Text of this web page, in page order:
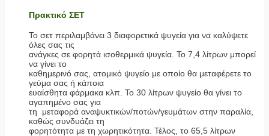
Πρακτικό ΣΕΤ
Το σετ περιλαμβάνει 3 διαφορετικά ψυγεία για να καλύψετε
όλες σας τις
ανάγκες σε φορητά ισοθερμικά ψυγεία. Το 7,4 λίτρων μπορεί
να γίνει το
καθημερινό σας, ατομικό ψυγείο με οποίο θα μεταφέρετε το
γεύμα σας ή κάποια
ευαίσθητα φάρμακα κλπ. Το 30 λίτρων ψυγείο θα γίνει το
αγαπημένο σας για
τη μεταφορά αναψυκτικών/ποτών/γευμάτων στην παραλία,
καθώς συνδυάζει τη
φορητότητα με τη χωρητικότητα. Τέλος, το 65,5 λίτρων